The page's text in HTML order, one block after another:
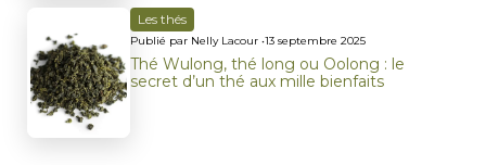
Les thés
Publié par Nelly Lacour •13 septembre 2025
Thé Wulong, thé long ou Oolong : le
secret d’un thé aux mille bienfaits